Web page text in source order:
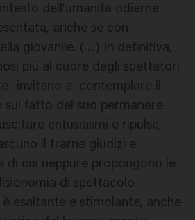
dell’umanità odierna
anche se con
giovanile. (…) In definitiva,
più al cuore degli spettatori
invitano a contemplare il
sul fatto del suo permanere
entusiasmi e ripulse,
il trarne giudizi e
di cui neppure propongono le
di spettacolo-
esaltante e stimolante, anche